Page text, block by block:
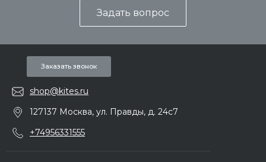
Задать вопрос
Заказать звонок
shop@kites.ru
127137 Москва, ул. Правды, д. 24с7
+74956331555